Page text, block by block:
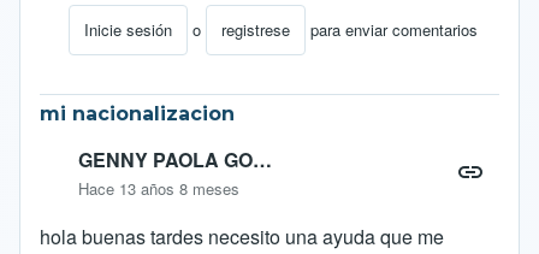
Inicie sesión o registrese para enviar comentarios
En respuesta a INFORMACION URGENTEpor
mi nacionalizacion
GENNY PAOLA GO…
Hace 13 años 8 meses
hola buenas tardes necesito una ayuda que me